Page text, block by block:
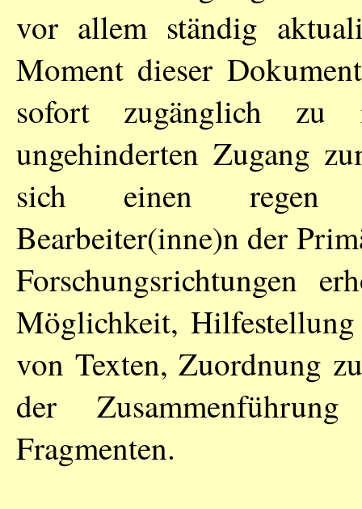
vor allem ständig
Moment dieser
sofort zugänglich zu
ungehinderten Zugang
sich einen regen
Bearbeiter(inne)n der
Forschungsrichtungen
Möglichkeit,
von Texten, Zuordnung
der
Fragmenten.